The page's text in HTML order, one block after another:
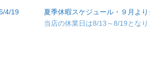
4/19
夏季休暇スケジュール・９月よ
当店の休業日は8/13～8/19とな